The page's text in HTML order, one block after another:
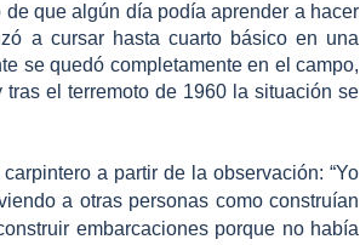
que algún día podía aprender a hacer
a cursar hasta cuarto básico en una
se quedó completamente en el campo,
el terremoto de 1960 la situación se
a partir de la observación: “Yo
a otras personas como construían
embarcaciones porque no había